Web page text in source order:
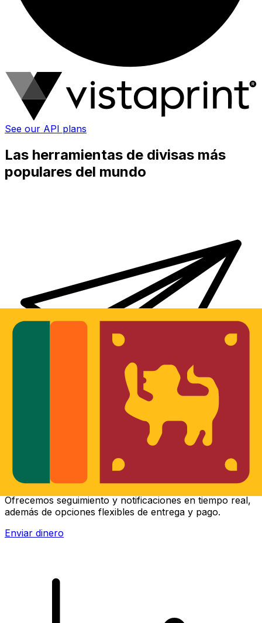
See our API plans
Las herramientas de divisas más
populares del mundo
Transferencias de dinero internacionales Xe
Ofrecemos seguimiento y notificaciones en tiempo real,
además de opciones flexibles de entrega y pago.
Enviar dinero